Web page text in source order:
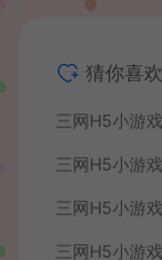
猜你喜欢